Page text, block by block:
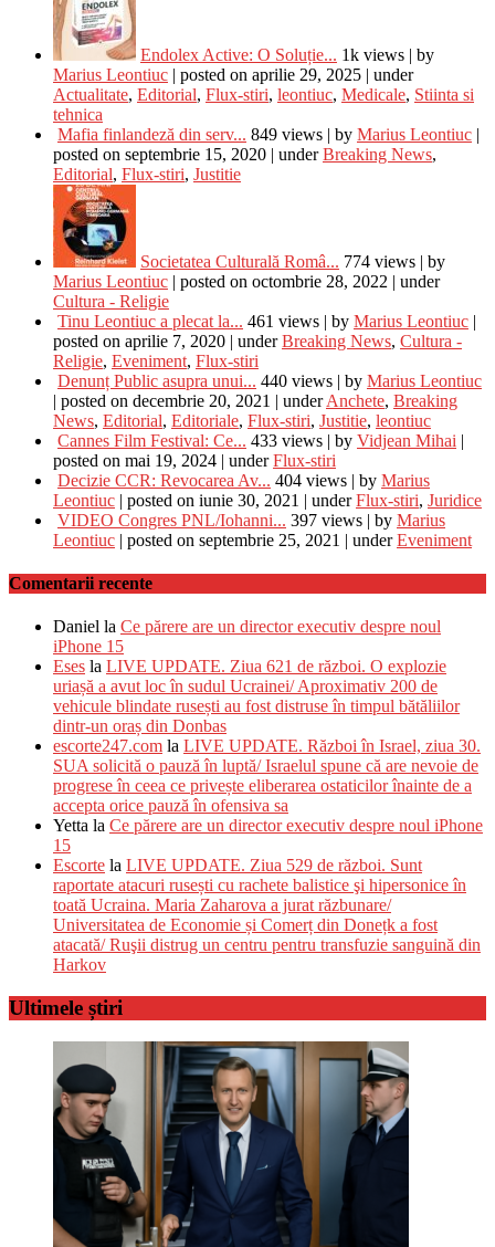
Endolex Active: O Soluție... 1k views | by
Marius Leontiuc | posted on aprilie 29, 2025 | under
Actualitate, Editorial, Flux-stiri, leontiuc, Medicale, Stiinta si
tehnica
Mafia finlandeză din serv... 849 views | by Marius Leontiuc |
posted on septembrie 15, 2020 | underBreaking News,
Editorial, Flux-stiri, Justitie
Societatea Culturală Româ... 774 views | by
Marius Leontiuc | posted on octombrie 28, 2022 | under
Cultura - Religie
Tinu Leontiuc a plecat la... 461 views | by Marius Leontiuc |
posted on aprilie 7, 2020 | underBreaking News, Cultura -
Religie, Eveniment, Flux-stiri
Denunț Public asupra unui... 440 views | by Marius Leontiuc
| posted on decembrie 20, 2021 | underAnchete, Breaking
News, Editorial, Editoriale, Flux-stiri, Justitie, leontiuc
Cannes Film Festival: Ce... 433 views | by Vidjean Mihai |
posted on mai 19, 2024 | underFlux-stiri
Decizie CCR: Revocarea Av... 404 views | by Marius
Leontiuc | posted on iunie 30, 2021 | underFlux-stiri, Juridice
VIDEO Congres PNL/Iohanni... 397 views | by Marius
Leontiuc | posted on septembrie 25, 2021 | underEveniment
Comentarii recente
Daniel la Ce părere are un director executiv despre noul
iPhone 15
Eses la LIVE UPDATE. Ziua 621 de război. O explozie
uriașă a avut loc în sudul Ucrainei/ Aproximativ 200 de
vehicule blindate rusești au fost distruse în timpul bătăliilor
dintr-un oraș din Donbas
escorte247.com la LIVE UPDATE. Război în Israel, ziua 30.
SUA solicită o pauză în luptă/ Israelul spune că are nevoie de
progrese în ceea ce privește eliberarea ostaticilor înainte de a
accepta orice pauză în ofensiva sa
Yetta la Ce părere are un director executiv despre noul iPhone
15
Escorte la LIVE UPDATE. Ziua 529 de război. Sunt
raportate atacuri rusești cu rachete balistice şi hipersonice în
toată Ucraina. Maria Zaharova a jurat răzbunare/
Universitatea de Economie și Comerț din Donețk a fost
atacată/ Ruşii distrug un centru pentru transfuzie sanguină din
Harkov
Ultimele știri